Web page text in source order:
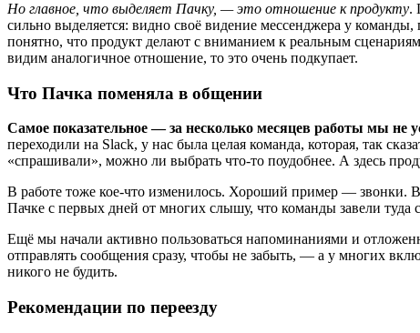
Но главное, что выделяет Пачку, — это отношение к продукту.
сильно выделяется: видно своё видение мессенджера у
понятно, что продукт делают с вниманием к реальным
видим аналогичное отношение, то это очень подкупает.
Что Пачка поменяла в общении
Самое показательное — за несколько месяцев работы мы не
переходили на Slack, у нас была целая команда, которая, так
«спрашивали», можно ли выбрать что-то поудобнее. А здесь
В работе тоже кое-что изменилось. Хороший пример — звонки.
Пачке с первых дней от многих слышу, что команды завели туда
Ещё мы начали активно пользоваться напоминаниями и
отправлять сообщения сразу, чтобы не забыть, — а у многих
никого не будить.
Рекомендации по переезду